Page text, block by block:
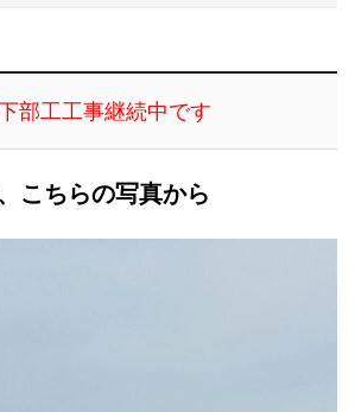
部工工事継続中です
こちらの写真から